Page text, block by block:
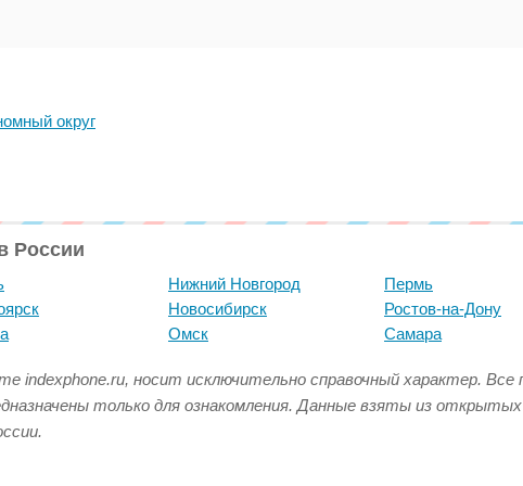
округ
России
Нижний Новгород
Новосибирск
Омск
Пермь
Ростов-на-Дону
Самара
indexphone.ru, носит исключительно справочный характер.
только для ознакомления. Данные взяты из